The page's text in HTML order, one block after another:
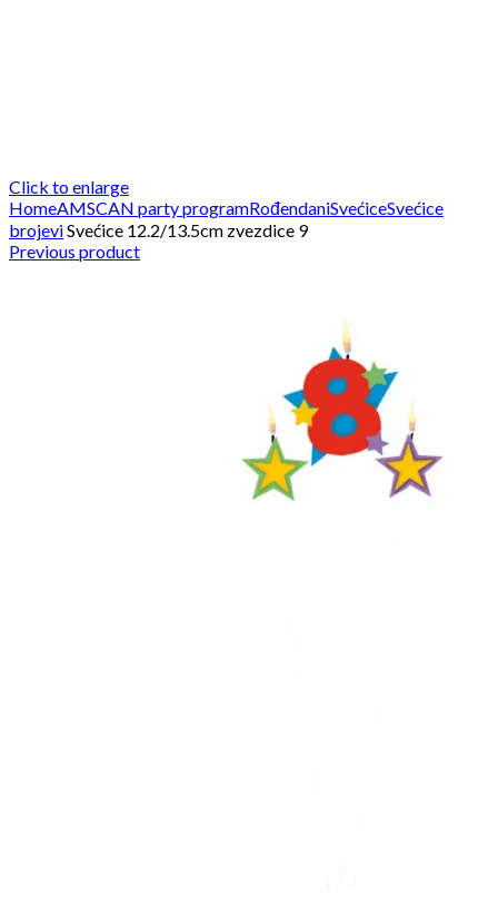
Click to enlarge
HomeAMSCAN party programRođendaniSvećiceSvećice
brojeviSvećice 12.2/13.5cm zvezdice 9
Previous product